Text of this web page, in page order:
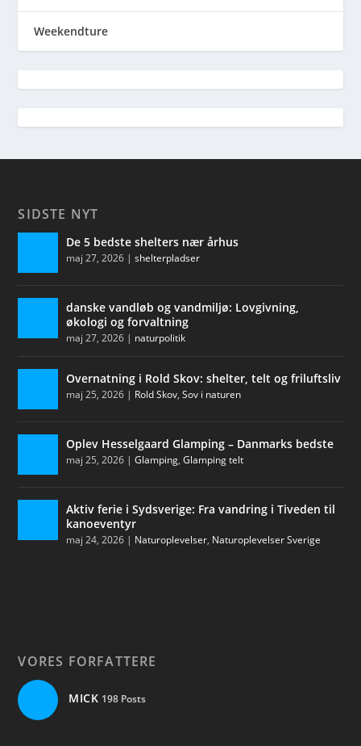
Weekendture
SIDSTE NYT
De 5 bedste shelters nær århus
maj 27, 2026 |shelterpladser
danske vandløb og vandmiljø: Lovgivning,
økologi og forvaltning
maj 27, 2026 | naturpolitik
Overnatning i Rold Skov: shelter, telt og friluftsliv
maj 25, 2026 | Rold Skov,Sov i naturen
Oplev Hesselgaard Glamping – Danmarks bedste
maj 25, 2026 |Glamping,Glamping telt
Aktiv ferie i Sydsverige: Fra vandring i Tiveden til
kanoeventyr
maj 24, 2026 | Naturoplevelser, Naturoplevelser Sverige
VORES FORFATTERE
MICK 198 Posts